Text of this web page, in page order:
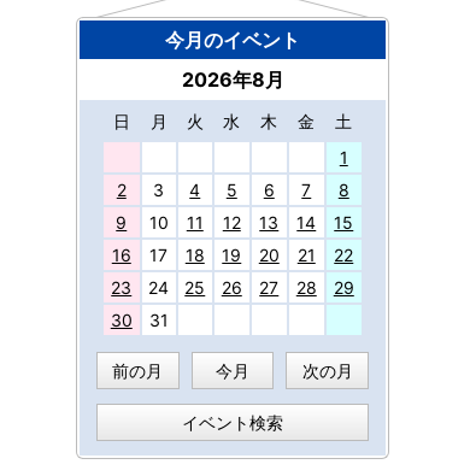
今月のイベント
2026年8月
日 月 火 水 木 金
土
1
2
3 4 5 6 7
8
9
10 11 12 13 14
15
16
17 18 19 20 21
22
23
24 25 26 27 28
29
30
31
前の月 今月 次の月
イベント検索